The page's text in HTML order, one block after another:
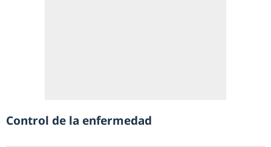
Control de la enfermedad